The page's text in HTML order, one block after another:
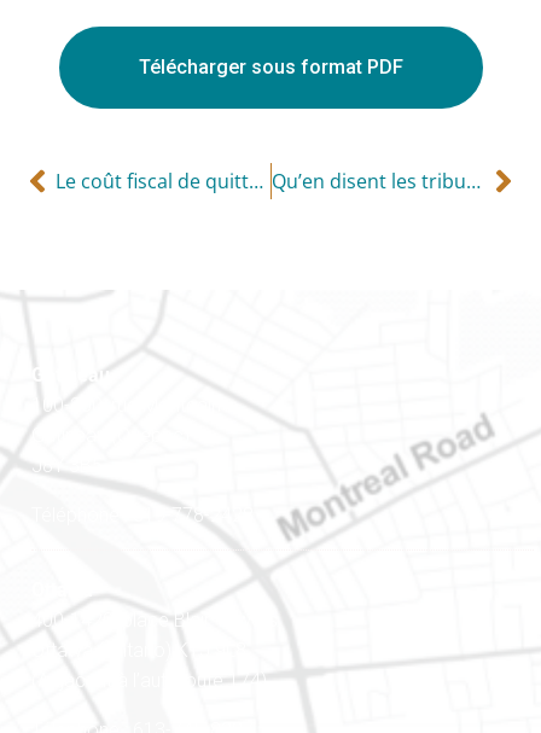
Télécharger sous format PDF
Le coût fiscal de quitter (ou de perdre) votre emploi Qu’en disent les tribunaux?
Gatineau
100-200, rue Montcalm
Gatineau (Québec)
J8Y 3B5
Téléphone : 819-778-2428
400-1420, place Blair Towers
Ottawa (Ontario) K1J 9L8
(Adjacent à l’autoroute 174)